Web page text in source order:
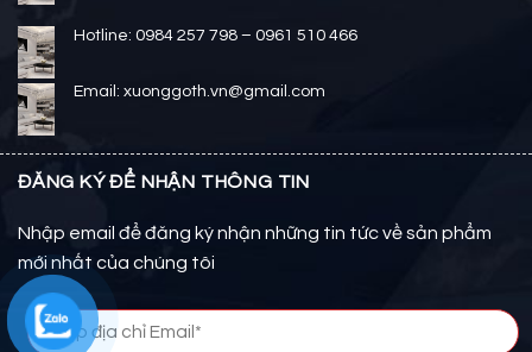
Hotline: 0984 257 798 – 0961 510 466
Email: xuonggoth.vn@gmail.com
ĐĂNG KÝ ĐỂ NHẬN THÔNG TIN
Nhập email để đăng ký nhận những tin tức về sản phẩm
mới nhất của chúng tôi